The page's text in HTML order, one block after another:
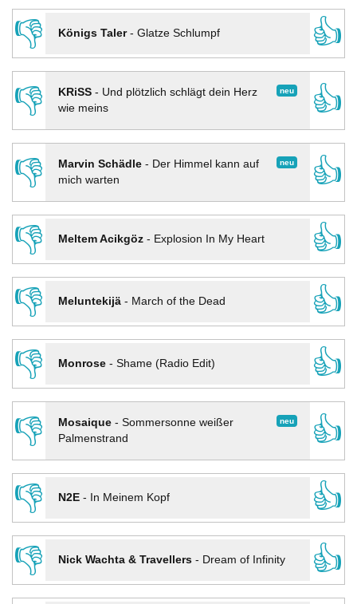
👎
Königs Taler- Glatze Schlumpf
👍
👎
neu
KRiSS- Und plötzlich schlägt dein Herz
wie meins
👍
👎 neu
Marvin Schädle- Der Himmel kann auf
mich warten
👍
👎
Meltem Acikgöz- Explosion In My Heart
👍
👎
Meluntekijä- March of the Dead
👍
👎
Monrose- Shame (Radio Edit)
👍
👎
neu
Mosaique- Sommersonne weißer
Palmenstrand
👍
👎
N2E- In Meinem Kopf
👍
👎
Nick Wachta & Travellers- Dream of Infinity
👍